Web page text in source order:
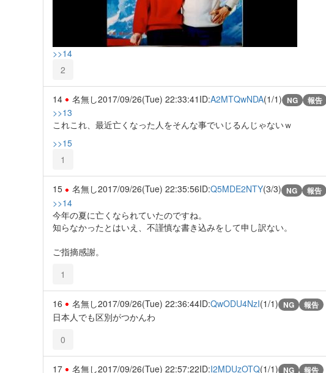
>>14
2
14 名無し2017/09/26(Tue) 22:33:41 ID:A2MTQwNDA(1/1) NG 報告
>>13
これこれ、最近亡くなった人をそんな事でいじるんじゃないｗ
>>15
1
15 名無し2017/09/26(Tue) 22:35:56ID:Q5MDE2NTY(3/3) NG 報告
>>14
今年の夏に亡くなられていたのですね。
知らなかったとはいえ、不謹慎な書き込みをして申し訳ない。
ご指摘感謝。
1
16 名無し2017/09/26(Tue) 22:36:44ID:QwODU4NzI(1/1) NG 報告
日本人でも区別がつかんわ
0
17 名無し2017/09/26(Tue) 22:57:22ID:I2MDUzOTQ(1/1) NG 報告